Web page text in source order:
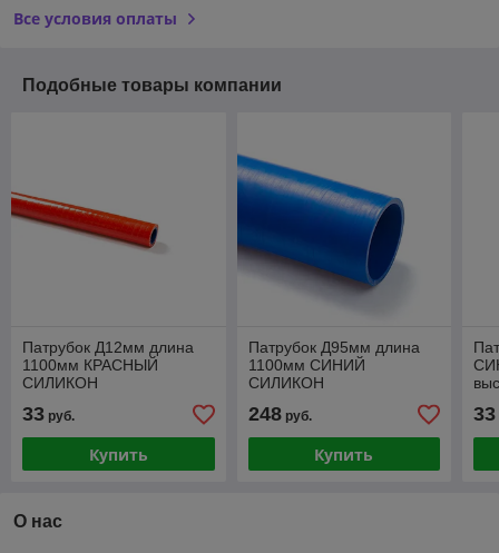
Все условия оплаты
Подобные товары компании
Патрубок Д12мм длина
1100мм КРАСНЫЙ
СИЛИКОН
33 руб.
Купить
Патрубок Д95мм длина
1100мм СИНИЙ
СИЛИКОН
248руб.
Купить
33
О нас